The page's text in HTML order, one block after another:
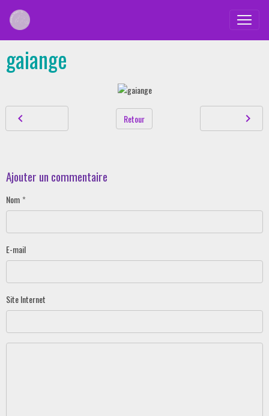
gaiange
Retour
Ajouter un commentaire
Nom
E-mail
Site Internet